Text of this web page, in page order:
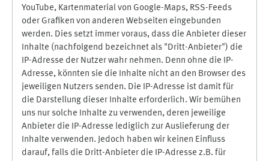
YouTube, Kartenmaterial von Google-Maps, RSS-Feeds
oder Grafiken von anderen Webseiten eingebunden
werden. Dies setzt immer voraus, dass die Anbieter dieser
Inhalte (nachfolgend bezeichnet als "Dritt-Anbieter") die
IP-Adresse der Nutzer wahr nehmen. Denn ohne die IP-
Adresse, könnten sie die Inhalte nicht an den Browser des
jeweiligen Nutzers senden. Die IP-Adresse ist damit für
die Darstellung dieser Inhalte erforderlich. Wir bemühen
uns nur solche Inhalte zu verwenden, deren jeweilige
Anbieter die IP-Adresse lediglich zur Auslieferung der
Inhalte verwenden. Jedoch haben wir keinen Einfluss
darauf, falls die Dritt-Anbieter die IP-Adresse z.B. für